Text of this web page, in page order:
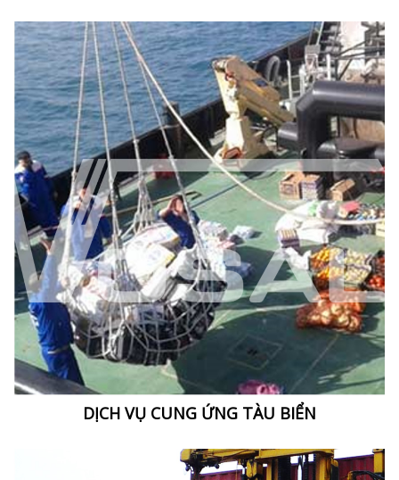
DỊCH VỤ CUNG ỨNG TÀU BIỂN